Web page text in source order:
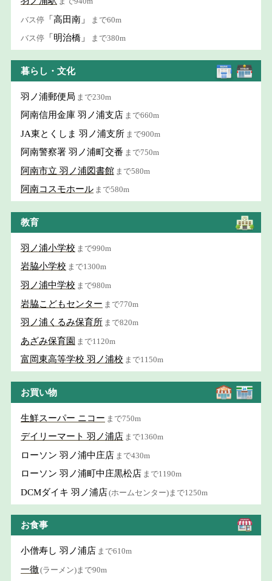
バス停 「高田南」 まで60m
バス停 「明治橋」 まで380m
暮らし・文化
羽ノ浦郵便局 まで230m
阿南信用金庫 羽ノ浦支店 まで660m
JA東とくしま 羽ノ浦支所 まで900m
阿南警察署 羽ノ浦町交番 まで750m
阿南市立 羽ノ浦図書館 まで580m
阿南コスモホール まで580m
教育
羽ノ浦小学校 まで990m
岩脇小学校 まで1300m
羽ノ浦中学校 まで980m
岩脇こどもセンター まで770m
羽ノ浦くるみ保育所 まで820m
あざみ保育園 まで1120m
富岡東高等学校 羽ノ浦校 まで1150m
お買い物
生鮮スーパー ニコー まで750m
デイリーマート 羽ノ浦店 まで1360m
ローソン 羽ノ浦中庄店 まで430m
ローソン 羽ノ浦町中庄黒松店 まで1190m
DCMダイキ 羽ノ浦店(ホームセンター)まで1250m
お食事
小僧寿し 羽ノ浦店 まで610m
一徹(ラーメン)まで90m